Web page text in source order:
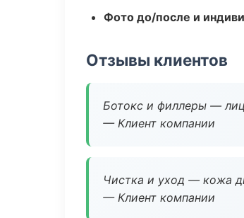
Фото до/после и
Отзывы клиентов
Ботокс и филлеры —
— Клиент компании
Чистка и уход — кожа
— Клиент компании